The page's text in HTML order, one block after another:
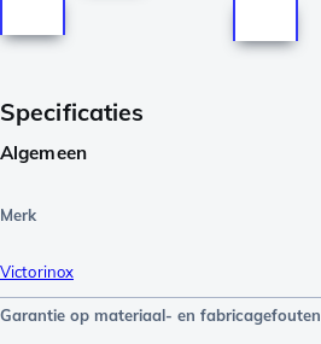
Specificaties
Algemeen
Merk
Victorinox
Garantie op materiaal- en fabricagefouten